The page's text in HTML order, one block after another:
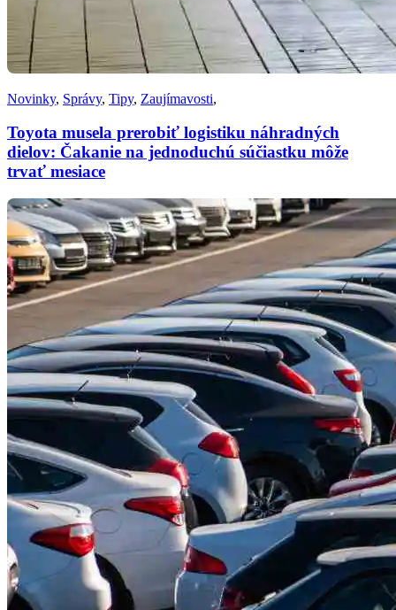
Novinky, Správy, Tipy, Zaujímavosti,
Toyota musela prerobiť logistiku náhradných
dielov: Čakanie na jednoduchú súčiastku môže
trvať mesiace